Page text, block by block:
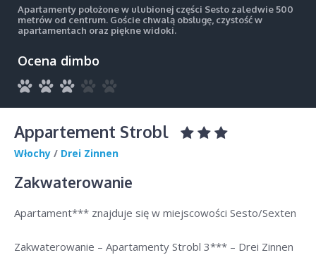
Apartamenty położone w ulubionej części Sesto zaledwie 500
metrów od centrum. Goście chwalą obsługę, czystość w
apartamentach oraz piękne widoki.
Ocena dimbo
Appartement Strobl
Włochy / Drei Zinnen
Zakwaterowanie
Apartament*** znajduje się w miejscowości Sesto/Sexten
Zakwaterowanie – Apartamenty Strobl 3*** – Drei Zinnen